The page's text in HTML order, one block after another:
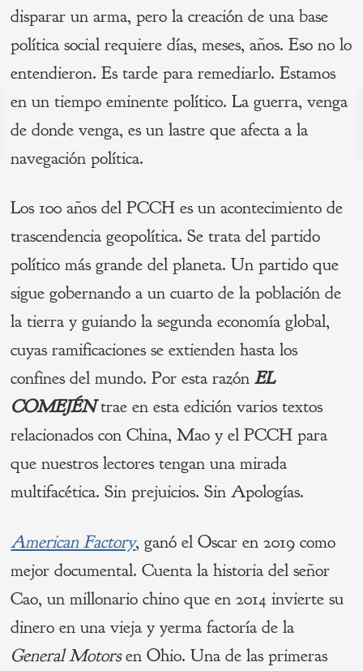
disparar un arma, pero la creación de una base
política social requiere días, meses, años. Eso no lo
entendieron. Es tarde para remediarlo. Estamos
en un tiempo eminente político. La guerra, venga
de donde venga, es un lastre que afecta a la
navegación política.
Los 100 años del PCCH es un acontecimiento de
trascendencia geopolítica. Se trata del partido
político más grande del planeta. Un partido que
sigue gobernando a un cuarto de la población de
la tierra y guiando la segunda economía global,
cuyas ramificaciones se extienden hasta los
confines del mundo. Por esta razónEL
COMEJÉNtrae en esta edición varios textos
relacionados con China, Mao y el PCCH para
que nuestros lectores tengan una mirada
multifacética. Sin prejuicios. Sin Apologías.
American Factory, ganó el Oscar en 2019 como
mejor documental. Cuenta la historia del señor
Cao, un millonario chino que en 2014 invierte su
dinero en una vieja y yerma factoría de la
General Motorsen Ohio. Una de las primeras
Navegación
de
entradas